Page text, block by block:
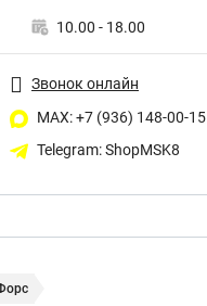
10.00 - 18.00
Звонок онлайн
MAX: +7 (936) 148-00-15
Telegram: ShopMSK8